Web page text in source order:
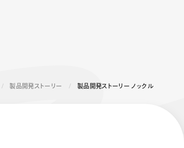
製品開発ストーリー 製品開発ストーリー ノックル